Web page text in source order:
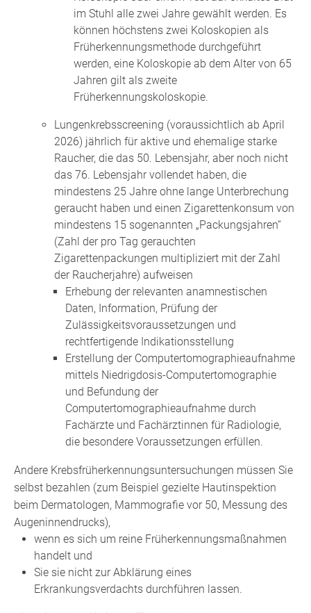
im Stuhl alle zwei Jahre gewählt werden. Es
können höchstens zwei Koloskopien als
Früherkennungsmethode durchgeführt
werden, eine Koloskopie ab dem Alter von 65
Jahren gilt als zweite
Früherkennungskoloskopie.
Lungenkrebsscreening (voraussichtlich ab April
2026) jährlich für aktive und ehemalige starke
Raucher, die das 50. Lebensjahr, aber noch nicht
das 76. Lebensjahr vollendet haben, die
mindestens 25 Jahre ohne lange Unterbrechung
geraucht haben und einen Zigarettenkonsum von
mindestens 15 sogenannten „Packungsjahren“
(Zahl der pro Tag gerauchten
Zigarettenpackungen multipliziert mit der Zahl
der Raucherjahre) aufweisen
Erhebung der relevanten anamnestischen
Daten, Information, Prüfung der
Zulässigkeitsvoraussetzungen und
rechtfertigende Indikationsstellung
Erstellung der Computertomographieaufnahme
mittels Niedrigdosis-Computertomographie
und Befundung der
Computertomographieaufnahme durch
Fachärzte und Fachärztinnen für Radiologie,
die besondere Voraussetzungen erfüllen.
Andere Krebsfrüherkennungsuntersuchungen müssen Sie
selbst bezahlen (zum Beispiel gezielte Hautinspektion
beim Dermatologen, Mammografie vor 50, Messung des
Augeninnendrucks),
wenn es sich um reine Früherkennungsmaßnahmen
handelt und
Sie sie nicht zur Abklärung eines
Erkrankungsverdachts durchführen lassen.